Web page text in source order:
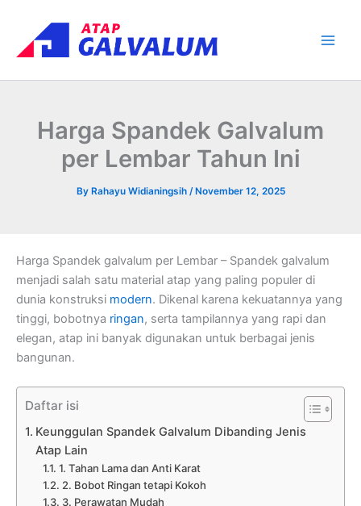
content
Harga Spandek Galvalum
per Lembar Tahun Ini
By Rahayu Widianingsih /November 12, 2025
Harga Spandek galvalum per Lembar – Spandek galvalum
menjadi salah satu material atap yang paling populer di
dunia konstruksi modern. Dikenal karena kekuatannya yang
tinggi, bobotnya ringan, serta tampilannya yang rapi dan
elegan, atap ini banyak digunakan untuk berbagai jenis
bangunan.
Daftar isi
Keunggulan Spandek Galvalum Dibanding Jenis
Atap Lain
1. Tahan Lama dan Anti Karat
2. Bobot Ringan tetapi Kokoh
3. Perawatan Mudah